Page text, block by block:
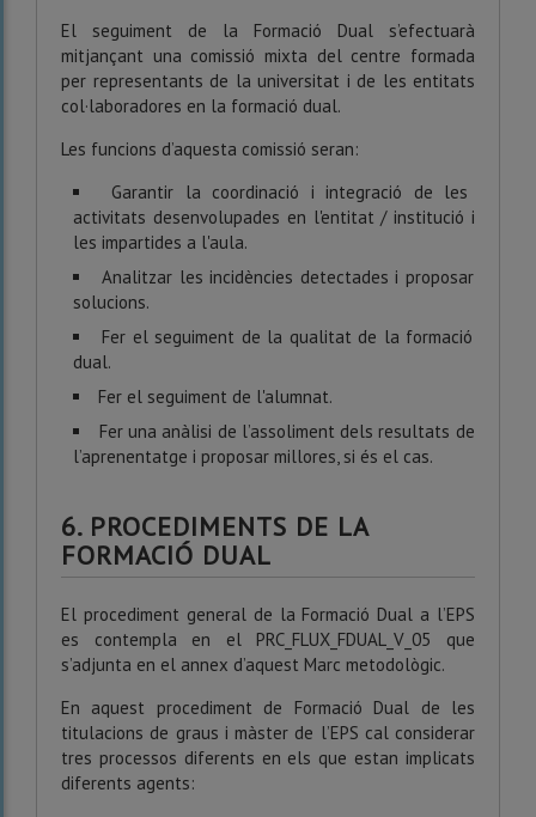
El seguiment de la Formació Dual s’efectuarà
mitjançant una comissió mixta del centre formada
per representants de la universitat i de les entitats
col·laboradores en la formació dual.
Les funcions d’aquesta comissió seran:
Garantir la coordinació i integració de les
activitats desenvolupades en l'entitat / institució i
les impartides a l'aula.
Analitzar les incidències detectades i proposar
solucions.
Fer el seguiment de la qualitat de la formació
dual.
Fer el seguiment de l'alumnat.
Fer una anàlisi de l’assoliment dels resultats de
l’aprenentatge i proposar millores, si és el cas.
6. PROCEDIMENTS DE LA
FORMACIÓ DUAL
El procediment general de la Formació Dual a l’EPS
es contempla en el PRC_FLUX_FDUAL_V_05 que
s’adjunta en el annex d’aquest Marc metodològic.
En aquest procediment de Formació Dual de les
titulacions de graus i màster de l’EPS cal considerar
tres processos diferents en els que estan implicats
diferents agents: